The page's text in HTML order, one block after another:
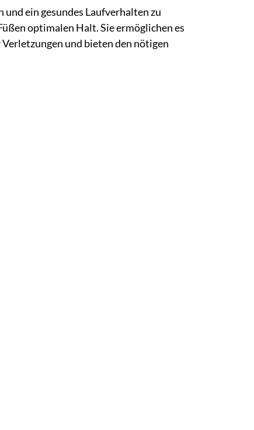
ein gesundes Laufverhalten zu
optimalen Halt. Sie ermöglichen es
und bieten den nötigen